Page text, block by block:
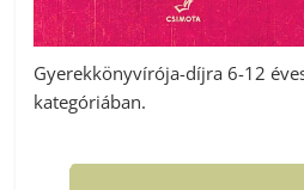
Gyerekkönyvírója-díjra 6-12
kategóriában.